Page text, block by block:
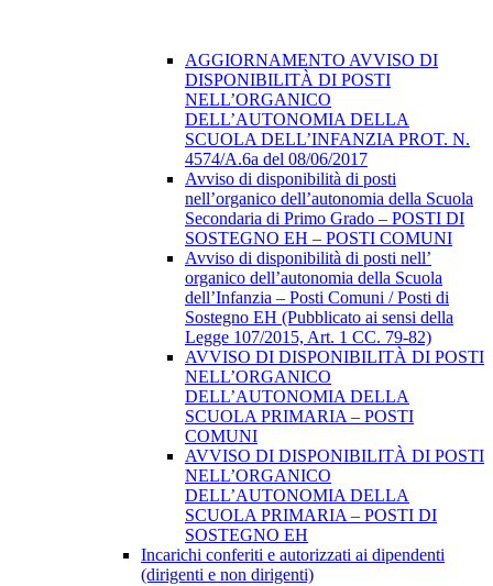
AGGIORNAMENTO AVVISO DI
DISPONIBILITÀ DI POSTI
NELL’ORGANICO
DELL’AUTONOMIA DELLA
SCUOLA DELL’INFANZIA PROT. N.
4574/A.6a del 08/06/2017
Avviso di disponibilità di posti
nell’organico dell’autonomia della Scuola
Secondaria di Primo Grado – POSTI DI
SOSTEGNO EH – POSTI COMUNI
Avviso di disponibilità di posti nell’
organico dell’autonomia della Scuola
dell’Infanzia – Posti Comuni / Posti di
Sostegno EH (Pubblicato ai sensi della
Legge 107/2015, Art. 1 CC. 79-82)
AVVISO DI DISPONIBILITÀ DI POSTI
NELL’ORGANICO
DELL’AUTONOMIA DELLA
SCUOLA PRIMARIA – POSTI
COMUNI
AVVISO DI DISPONIBILITÀ DI POSTI
NELL’ORGANICO
DELL’AUTONOMIA DELLA
SCUOLA PRIMARIA – POSTI DI
SOSTEGNO EH
Incarichi conferiti e autorizzati ai dipendenti
(dirigenti e non dirigenti)